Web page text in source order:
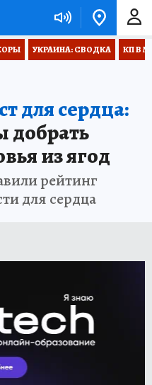
УКРАИНА: СВОДКА КП В
для сердца:
добрать
из ягод
рейтинг
для сердца